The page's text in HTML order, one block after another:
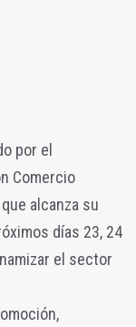
por el
Comercio
alcanza su
días 23, 24
el sector